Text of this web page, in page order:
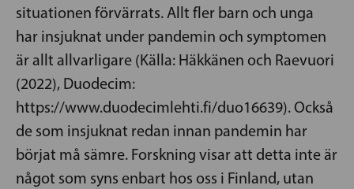
situationen förvärrats. Allt fler barn och unga
har insjuknat under pandemin och symptomen
är allt allvarligare (Källa: Häkkänen och Raevuori
(2022), Duodecim:
https://www.duodecimlehti.fi/duo16639). Också
de som insjuknat redan innan pandemin har
börjat må sämre. Forskning visar att detta inte är
något som syns enbart hos oss i Finland, utan